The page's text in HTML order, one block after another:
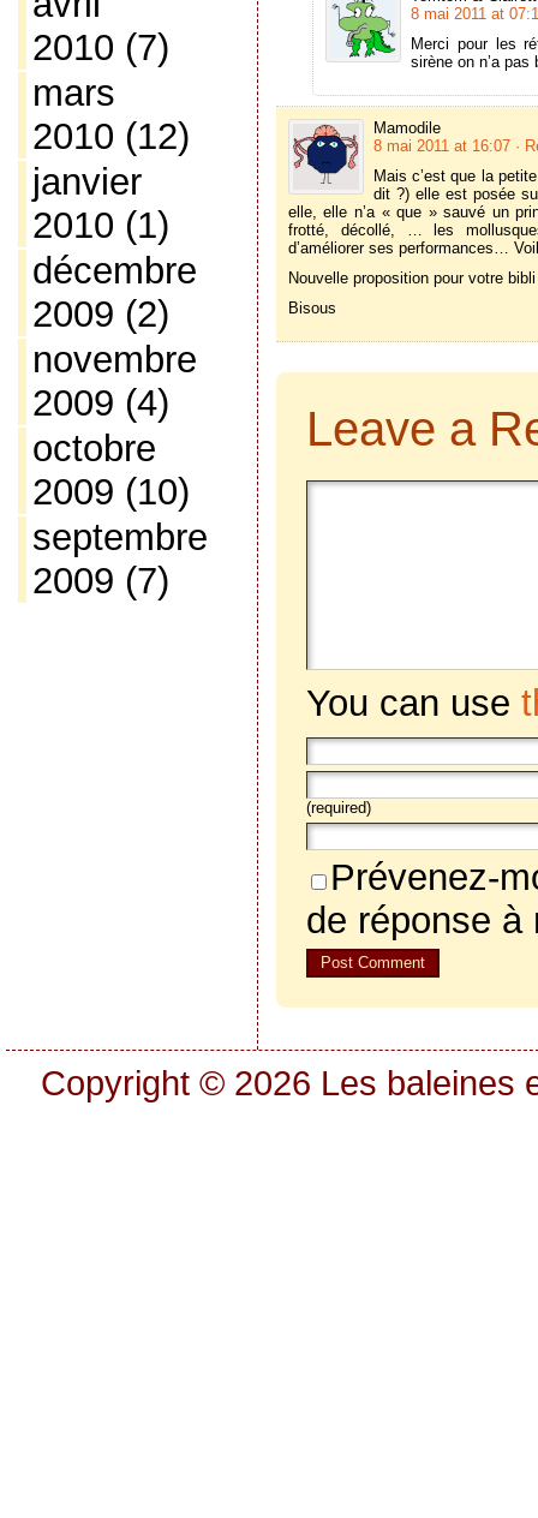
2010 (7)
mars
2010 (12)
janvier
2010 (1)
décembre
2009 (2)
novembre
2009 (4)
octobre
2009 (10)
septembre
2009 (7)
8 mai 2011 at
Merci pour les
sirène on n’a
Mamodile
8 mai 2011 at 16:07 ·
Mais c’est que la
dit ?) elle est posée
elle, elle n’a « que » sauvé un
frotté, décollé, … les
d’améliorer ses performances…
Nouvelle proposition pour votre
Bisous
Leave a
You can use
(required)
Prévenez-
de réponse à
Copyright © 2026 Les baleines